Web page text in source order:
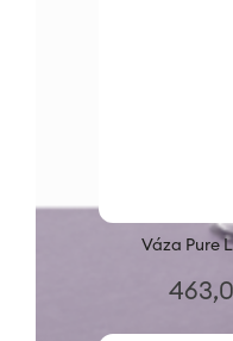
Váza Pure